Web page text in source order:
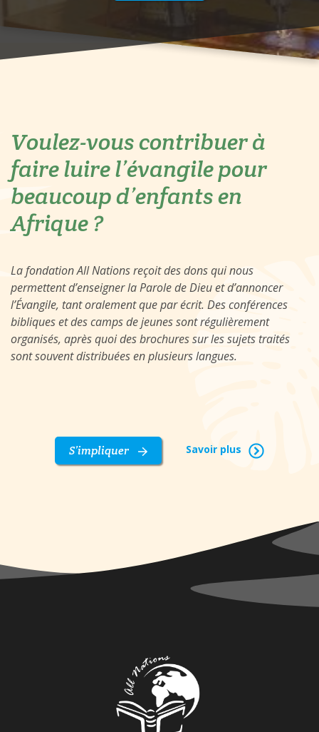
Voulez-vous contribuer à
faire luire l’évangile pour
beaucoup d’enfants en
Afrique ?
La fondation All Nations reçoit des dons qui nous
permettent d’enseigner la Parole de Dieu et d’annoncer
l’Évangile, tant oralement que par écrit. Des conférences
bibliques et des camps de jeunes sont régulièrement
organisés, après quoi des brochures sur les sujets traités
sont souvent distribuées en plusieurs langues.
S’impliquer Savoir plus